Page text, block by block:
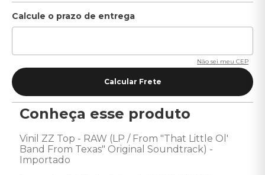
Não sei meu CEP
Conheça esse produto
Vinil ZZ Top - RAW (LP / From "That Little Ol'
Band From Texas" Original Soundtrack) -
Importado